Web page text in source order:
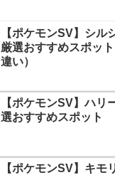
【ポケモンSV】シル
厳選おすすめスポッ
違い）
【ポケモンSV】ハリ
選おすすめスポット
【ポケモンSV】キモ